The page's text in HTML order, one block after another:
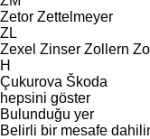
Zetor Zettelmeyer
ZL
Zexel Zinser Zollern
H
Çukurova Škoda
hepsini göster
Bulunduğu yer
Belirli bir mesafe